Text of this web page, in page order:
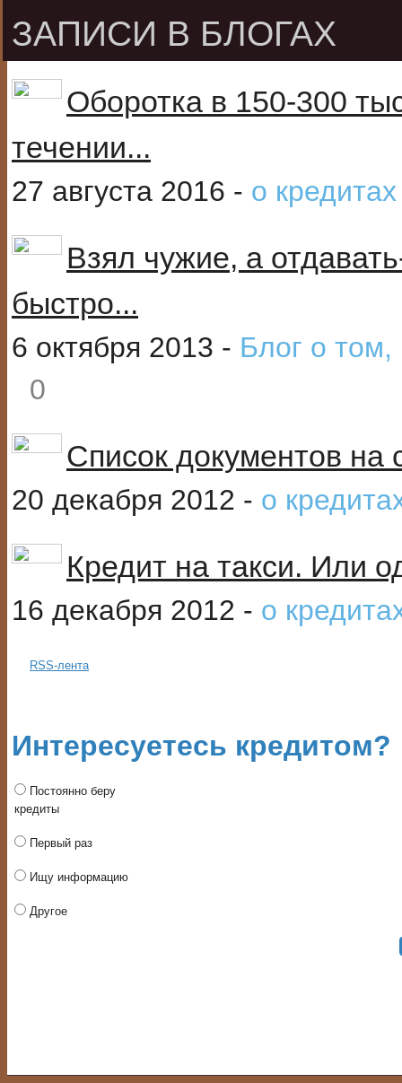
ЗАПИСИ В БЛОГАХ
Оборотка в 150-300
течении...
27 августа 2016 - о кредитах
Взял чужие, а
быстро...
6 октября 2013 - Блог о том,
0
Список документов на
20 декабря 2012 - о
Кредит на такси. Или
16 декабря 2012 - о
RSS-лента
Интересуетесь кредитом?
Постоянно беру
кредиты
Первый раз
Ищу информацию
Другое